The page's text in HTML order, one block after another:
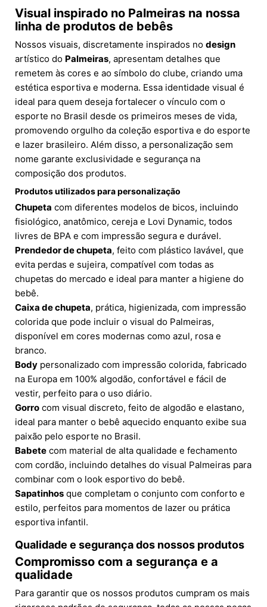
Visual inspirado no Palmeiras na nossa
linha de produtos de bebês
Nossos visuais, discretamente inspirados no design
artístico do Palmeiras, apresentam detalhes que
remetem às cores e ao símbolo do clube, criando uma
estética esportiva e moderna. Essa identidade visual é
ideal para quem deseja fortalecer o vínculo com o
esporte no Brasil desde os primeiros meses de vida,
promovendo orgulho da coleção esportiva e do esporte
e lazer brasileiro. Além disso, a personalização sem
nome garante exclusividade e segurança na
composição dos produtos.
Produtos utilizados para personalização
Chupeta com diferentes modelos de bicos, incluindo
fisiológico, anatômico, cereja e Lovi Dynamic, todos
livres de BPA e com impressão segura e durável.
Prendedor de chupeta, feito com plástico lavável, que
evita perdas e sujeira, compatível com todas as
chupetas do mercado e ideal para manter a higiene do
bebê.
Caixa de chupeta, prática, higienizada, com impressão
colorida que pode incluir o visual do Palmeiras,
disponível em cores modernas como azul, rosa e
branco.
Body personalizado com impressão colorida, fabricado
na Europa em 100% algodão, confortável e fácil de
vestir, perfeito para o uso diário.
Gorro com visual discreto, feito de algodão e elastano,
ideal para manter o bebê aquecido enquanto exibe sua
paixão pelo esporte no Brasil.
Babete com material de alta qualidade e fechamento
com cordão, incluindo detalhes do visual Palmeiras para
combinar com o look esportivo do bebê.
Sapatinhos que completam o conjunto com conforto e
estilo, perfeitos para momentos de lazer ou prática
esportiva infantil.
Qualidade e segurança dos nossos produtos
Compromisso com a segurança e a
qualidade
Para garantir que os nossos produtos cumpram os mais